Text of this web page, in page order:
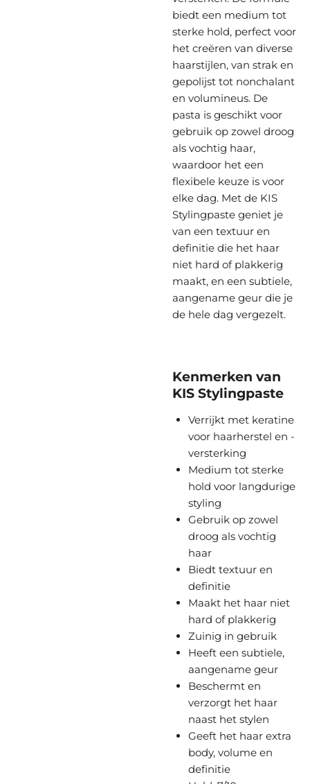
biedt een medium tot
sterke hold, perfect voor
het creëren van diverse
haarstijlen, van strak en
gepolijst tot nonchalant
en volumineus. De
pasta is geschikt voor
gebruik op zowel droog
als vochtig haar,
waardoor het een
flexibele keuze is voor
elke dag. Met de KIS
Stylingpaste geniet je
van een textuur en
definitie die het haar
niet hard of plakkerig
maakt, en een subtiele,
aangename geur die je
de hele dag vergezelt.
Kenmerken van
KIS Stylingpaste
Verrijkt met keratine
voor haarherstel en -
versterking
Medium tot sterke
hold voor langdurige
styling
Gebruik op zowel
droog als vochtig
haar
Biedt textuur en
definitie
Maakt het haar niet
hard of plakkerig
Zuinig in gebruik
Heeft een subtiele,
aangename geur
Beschermt en
verzorgt het haar
naast het stylen
Geeft het haar extra
body, volume en
definitie